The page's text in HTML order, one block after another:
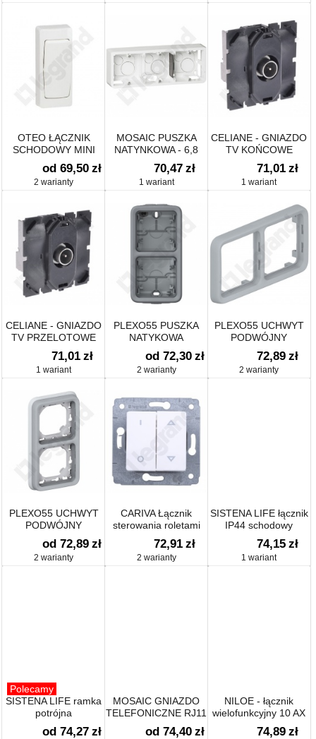
OTEO ŁĄCZNIK
SCHODOWY MINI
od 69,50 zł
2 warianty
MOSAIC PUSZKA
NATYNKOWA - 6,8
LUB 3X2 MODUŁY
POZIOMO 40MM DO
UCHYTU 0802 53
70,47 zł
1 wariant
CELIANE - GNIAZDO
TV KOŃCOWE
71,01 zł
1 wariant
CELIANE - GNIAZDO
TV PRZELOTOWE
71,01 zł
1 wariant
PLEXO55 PUSZKA
NATYKOWA
PODWÓJNA
PIONOWA
od 72,30 zł
2 warianty
PLEXO55 UCHWYT
PODWÓJNY
POZIOMY DO
INSTALACJI
PODTYNKOWEJ
72,89 zł
2 warianty
PLEXO55 UCHWYT
PODWÓJNY
PIONOWY DO
INSTALACJI
PODTYNKOWEJ
od 72,89 zł
2 warianty
CARIVA Łącznik
sterowania roletami
(blokada
mechaniczna) 10A-
250V~
72,91 zł
2 warianty
SISTENA LIFE łącznik
IP44 schodowy
74,15 zł
1 wariant
Polecamy
SISTENA LIFE ramka
potrójna
od 74,27 zł
MOSAIC GNIAZDO
TELEFONICZNE RJ11
od 74,40 zł
NILOE - łącznik
wielofunkcyjny 10 AX
74,89 zł